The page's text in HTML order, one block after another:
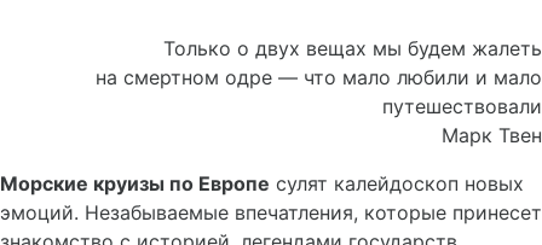
Только о двух вещах мы будем жалеть
на смертном одре — что мало любили и мало
путешествовали
Марк Твен
Морские круизы по Европе сулят калейдоскоп новых
эмоций. Незабываемые впечатления, которые принесет